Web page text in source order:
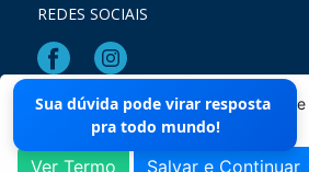
O site da Prefeitura não utiliza cookies
semelhantes.
Ver Termo Salvar e Continuar
REDES SOCIAIS
Mapa do Site
Sua dúvida pode virar resposta
pra todo mundo!